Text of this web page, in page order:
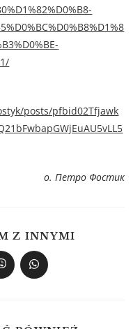
posts/pfbid02Tfjawk
о. Петро Фостик
Z INNYMI